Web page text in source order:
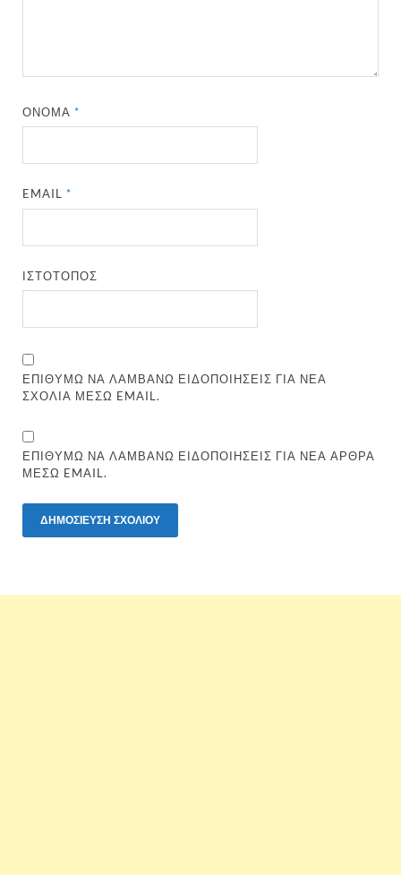
ΌΝΟΜΑ*
EMAIL*
ΙΣΤΌΤΟΠΟΣ
ΕΠΙΘΥΜΏ ΝΑ ΛΑΜΒΆΝΩ ΕΙΔΟΠΟΙΉΣΕΙΣ ΓΙΑ ΝΈΑ
ΣΧΌΛΙΑ ΜΈΣΩ EMAIL.
ΕΠΙΘΥΜΏ ΝΑ ΛΑΜΒΆΝΩ ΕΙΔΟΠΟΙΉΣΕΙΣ ΓΙΑ ΝΈΑ ΆΡΘΡΑ
ΜΈΣΩ EMAIL.